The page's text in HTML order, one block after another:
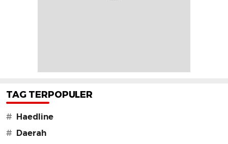
TAG TERPOPULER
# Haedline
# Daerah